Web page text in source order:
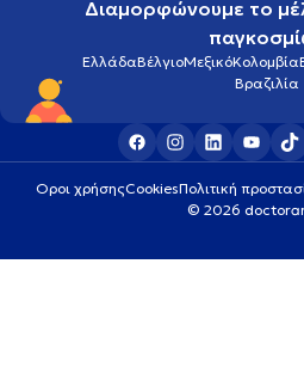
Διαμορφώνουμε το
ΕλλάδαΒέλγιοΜεξικόΚολομβία
Βραζιλία
Οροι χρήσηςCookiesΠολιτική
© 2026